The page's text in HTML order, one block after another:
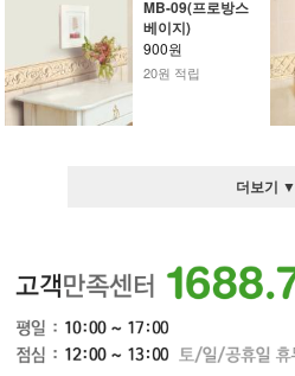
MB-09(프로방스
베이지)
900원
20원 적립
더보기 ▼